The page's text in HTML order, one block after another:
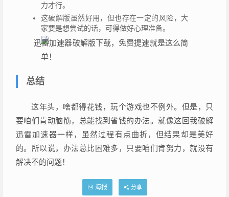
力才行。
这破解版虽然好用，但也存在一定的风险，大
家要是想尝试的话，可得做好心理准备。
总结
这年头，啥都得花钱，玩个游戏也不例外。但是，只
要咱们肯动脑筋，总能找到省钱的办法。就像这回我破解
迅雷加速器一样，虽然过程有点曲折，但结果却是美好
的。所以说，办法总比困难多，只要咱们肯努力，就没有
解决不的问题！
海报 分享